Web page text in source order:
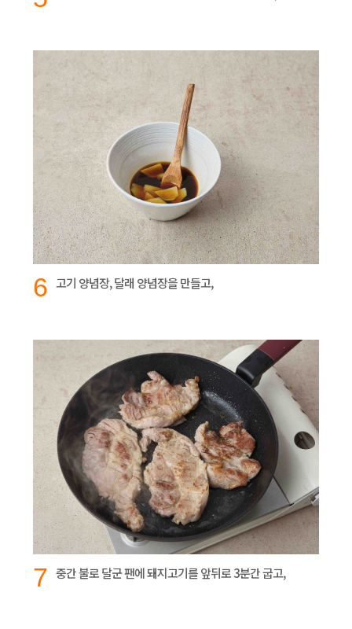
6 고기 양념장, 달래 양념장을 만들고,
7 중간 불로 달군 팬에 돼지고기를 앞뒤로 3분간 굽고,